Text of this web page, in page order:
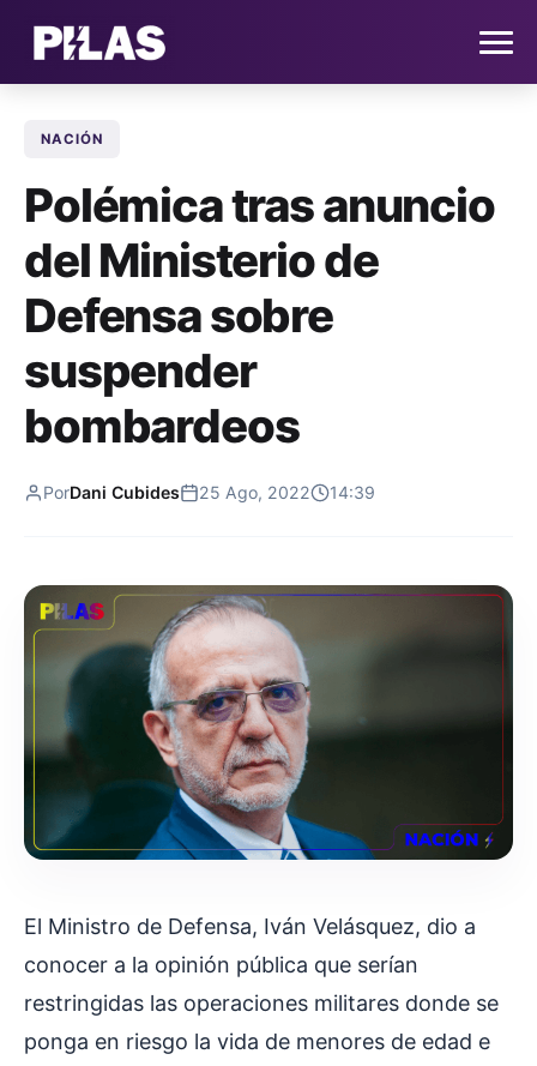
NOTICIAS
QUIÉNES SOMOS
CONTACTO
SUSCRÍBETE
NACIÓN
Polémica tras anuncio
del Ministerio de
Defensa sobre
suspender
bombardeos
PorDani Cubides 25 Ago, 2022 14:39
El Ministro de Defensa, Iván Velásquez, dio a
conocer a la opinión pública que serían
restringidas las operaciones militares donde se
ponga en riesgo la vida de menores de edad e